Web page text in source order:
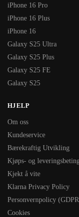
iPhone 16 Pro
iPhone 16 Plus
iPhone 16
Galaxy S25 Ultra
Galaxy S25 Plus
Galaxy S25 FE
Galaxy S25
HJELP
Om oss
Kundeservice
Bærekraftig Utvikling
Kjøps- og
Kjekt å vite
Klarna Privacy Policy
Personvernpolicy
Cookies